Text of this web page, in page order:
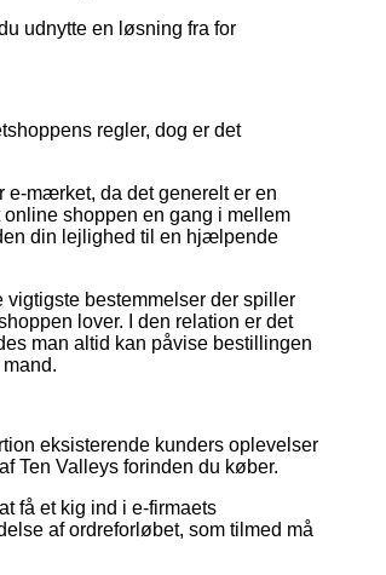
udnytte en løsning fra for
regler, dog er det
e-mærket, da det generelt er en
shoppen en gang i mellem
din lejlighed til en hjælpende
bestemmelser der spiller
lover. I den relation er det
man altid kan påvise bestillingen
eksisterende kunders oplevelser
Ten Valleys forinden du køber.
få et kig ind i e-firmaets
af ordreforløbet, som tilmed må